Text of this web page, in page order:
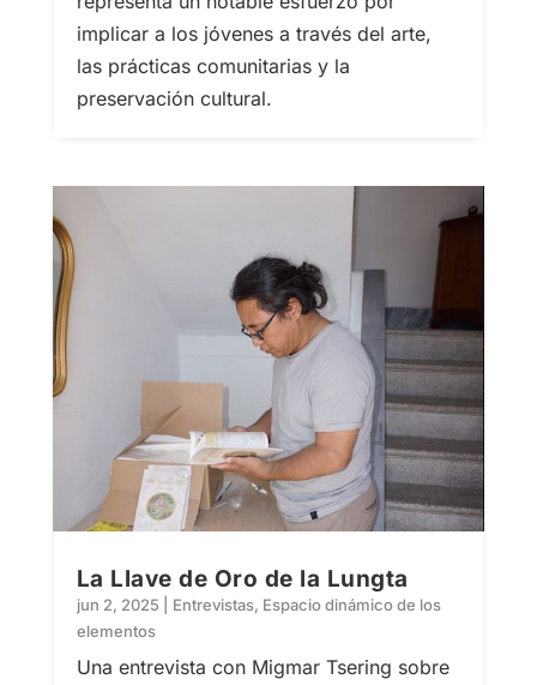
implicar a los jóvenes a través del arte,
las prácticas comunitarias y la
preservación cultural.
La Llave de Oro de la Lungta
jun 2, 2025 Entrevistas, Espacio dinámico de los
elementos
Una entrevista con Migmar Tsering sobre